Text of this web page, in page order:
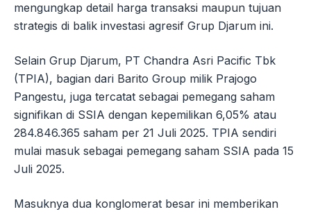
mengungkap detail harga transaksi maupun tujuan
strategis di balik investasi agresif Grup Djarum ini.
Selain Grup Djarum, PT Chandra Asri Pacific Tbk
(TPIA), bagian dari Barito Group milik Prajogo
Pangestu, juga tercatat sebagai pemegang saham
signifikan di SSIA dengan kepemilikan 6,05% atau
284.846.365 saham per 21 Juli 2025. TPIA sendiri
mulai masuk sebagai pemegang saham SSIA pada 15
Juli 2025.
Masuknya dua konglomerat besar ini memberikan